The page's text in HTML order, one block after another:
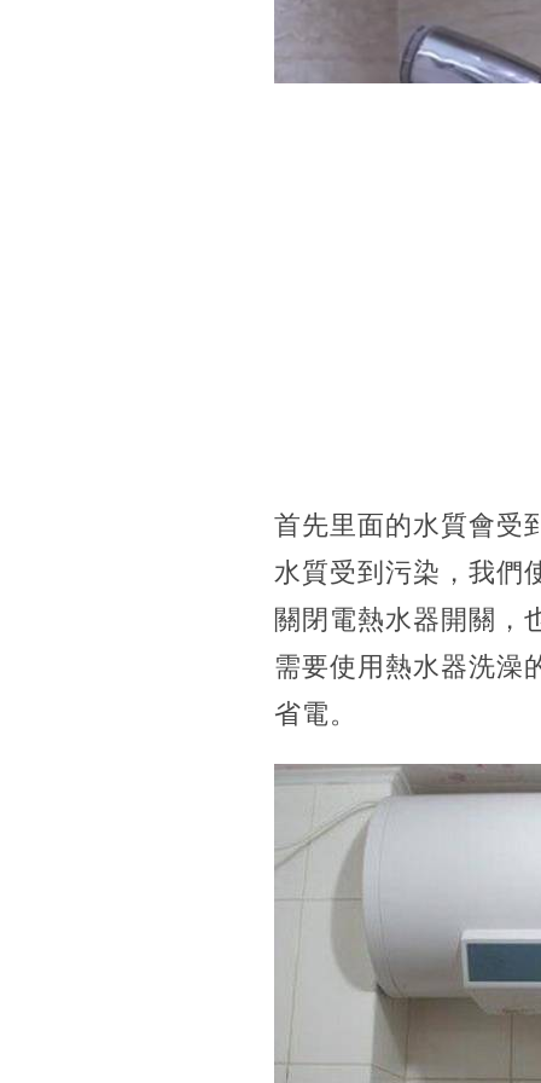
首先里面的水質會受
水質受到污染，我們
關閉電熱水器開關，
需要使用熱水器洗澡
省電。